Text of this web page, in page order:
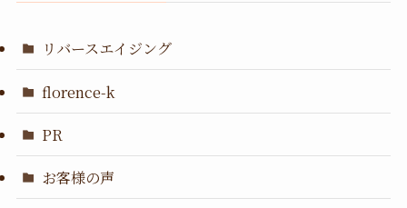
リバースエイジング
florence-k
PR
お客様の声